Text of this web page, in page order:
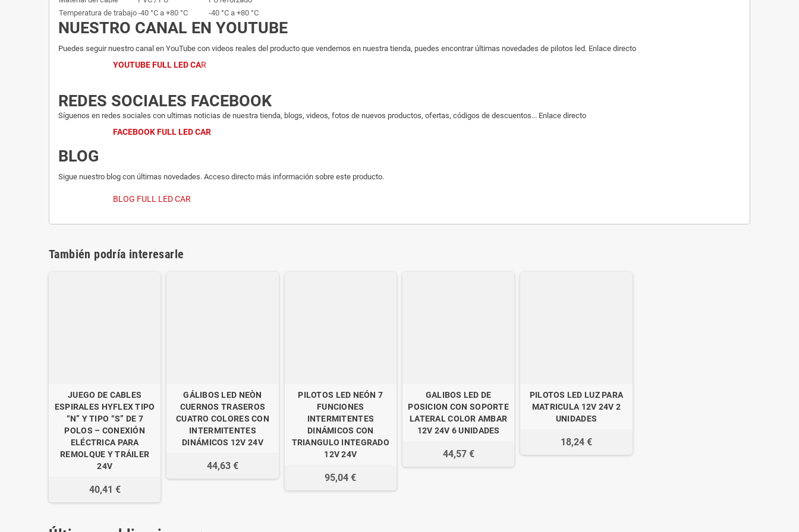
Temperatura de trabajo-40 °C a +80 °C -40 °C a +80 °C
NUESTRO CANAL EN YOUTUBE
Puedes seguir nuestro canal en YouTube con videos reales del producto que vendemos en nuestra tienda, puedes encontrar últimas novedades de pilotos led. Enlace directo
YOUTUBE FULL LED CAR
REDES SOCIALES FACEBOOK
Síguenos en redes sociales con ultimas noticias de nuestra tienda, blogs, videos, fotos de nuevos productos, ofertas, códigos de descuentos... Enlace directo
FACEBOOK FULL LED CAR
BLOG
Sigue nuestro blog con últimas novedades. Acceso directo más información sobre este producto.
BLOG FULL LED CAR
También podría interesarle
JUEGO DE CABLES
ESPIRALES HYFLEX TIPO
“N” Y TIPO “S” DE 7
POLOS – CONEXIÓN
ELÉCTRICA PARA
REMOLQUE Y TRÁILER
24V
40,41 €
GÁLIBOS LED NEÒN
CUERNOS TRASEROS
CUATRO COLORES CON
INTERMITENTES
DINÁMICOS 12V 24V
44,63 €
PILOTOS LED NEÓN 7
FUNCIONES
INTERMITENTES
DINÁMICOS CON
TRIANGULO INTEGRADO
12V 24V
95,04 €
GALIBOS LED DE
POSICION CON SOPORTE
LATERAL COLOR AMBAR
12V 24V 6 UNIDADES
44,57 €
PILOTOS LED LUZ PARA
MATRICULA 12V 24V 2
UNIDADES
18,24 €